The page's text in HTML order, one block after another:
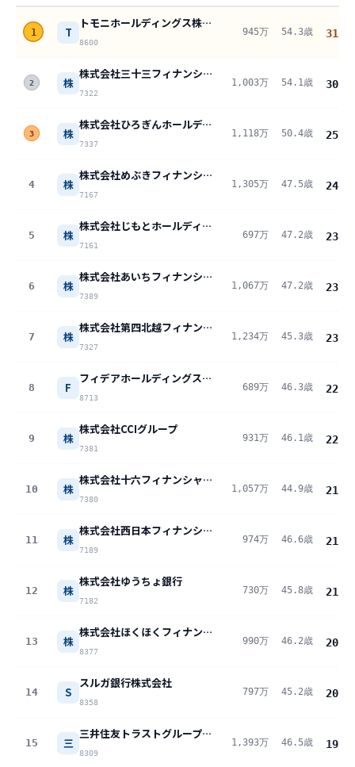
1 T
トモニホールディングス株式会社
8600
945万 54.3歳 31.6
2 株
株式会社三十三フィナンシャルグループ
7322
1,003万 54.1歳 30.1
3 株
株式会社ひろぎんホールディングス
7337
1,118万 50.4歳 25.4
4 株
株式会社めぶきフィナンシャルグループ
7167
1,305万 47.5歳 24.4
5 株
株式会社じもとホールディングス
7161
697万 47.2歳 23.4
6 株
株式会社あいちフィナンシャルグループ
7389
1,067万 47.2歳 23.0
7 株
株式会社第四北越フィナンシャルグループ
7327
1,234万 45.3歳 23.0
8 F
フィデアホールディングス株式会社
8713
689万 46.3歳 22.3
9 株
株式会社CCIグループ
7381
931万 46.1歳 22.0
10 株
株式会社十六フィナンシャルグループ
7380
1,057万 44.9歳 21.9
11 株
株式会社西日本フィナンシャルホールディングス
7189
974万 46.6歳 21.5
12 株
株式会社ゆうちょ銀行
7182
730万 45.8歳 21.0
13 株
株式会社ほくほくフィナンシャルグループ
8377
990万 46.2歳 20.9
14 S
スルガ銀行株式会社
8358
797万 45.2歳 20.9
15 三
三井住友トラストグループ株式会社
8309
1,393万 46.5歳 19.9